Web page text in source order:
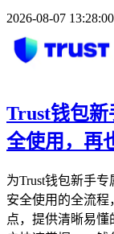
2026-08-07 13:28:00
Trust钱包
全使用，再
为Trust钱包新手
安全使用的全流
点，提供清晰易